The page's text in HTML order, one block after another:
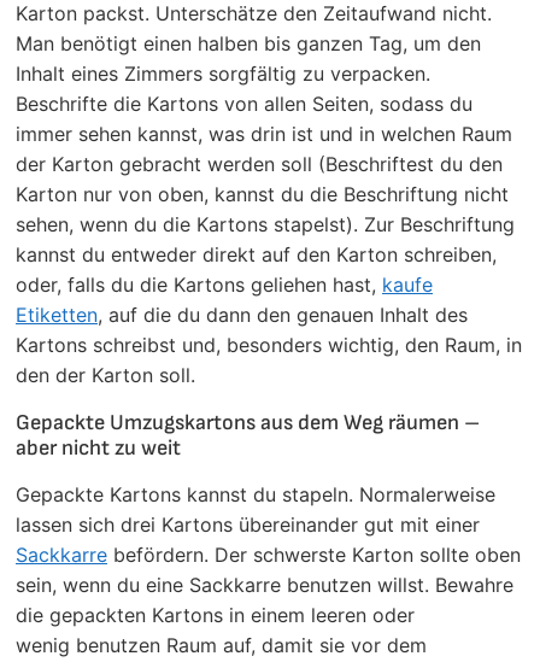
Karton packst. Unterschätze den Zeitaufwand nicht.
Man benötigt einen halben bis ganzen Tag, um den
Inhalt eines Zimmers sorgfältig zu verpacken.
Beschrifte die Kartons von allen Seiten, sodass du
immer sehen kannst, was drin ist und in welchen Raum
der Karton gebracht werden soll (Beschriftest du den
Karton nur von oben, kannst du die Beschriftung nicht
sehen, wenn du die Kartons stapelst). Zur Beschriftung
kannst du entweder direkt auf den Karton schreiben,
oder, falls du die Kartons geliehen hast, kaufe
Etiketten, auf die du dann den genauen Inhalt des
Kartons schreibst und, besonders wichtig, den Raum, in
den der Karton soll.
Gepackte Umzugskartons aus dem Weg räumen –
aber nicht zu weit
Gepackte Kartons kannst du stapeln. Normalerweise
lassen sich drei Kartons übereinander gut mit einer
Sackkarre befördern. Der schwerste Karton sollte oben
sein, wenn du eine Sackkarre benutzen willst. Bewahre
die gepackten Kartons in einem leeren oder
wenig benutzen Raum auf, damit sie vor dem